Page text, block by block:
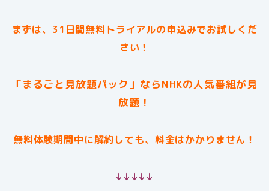
まずは、31日間無料トライアルの申込みでお試しくだ
さい！
「まるごと見放題パック」ならNHKの人気番組が見
放題！
無料体験期間中に解約しても、料金はかかりません！
↓↓↓↓↓